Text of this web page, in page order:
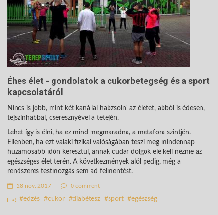
Éhes élet - gondolatok a cukorbetegség és a sport
kapcsolatáról
Nincs is jobb, mint két kanállal habzsolni az életet, abból is édesen,
tejszínhabbal, cseresznyével a tetején.
Lehet így is élni, ha ez mind megmaradna, a metafora szintjén.
Ellenben, ha ezt valaki fizikai valóságában teszi meg mindennap
huzamosabb időn keresztül, annak cudar dolgok elé kell néznie az
egészséges élet terén. A következmények alól pedig, még a
rendszeres testmozgás sem ad felmentést.
28 nov. 2017 0 comment
edzés cukor diabétesz sport egészség